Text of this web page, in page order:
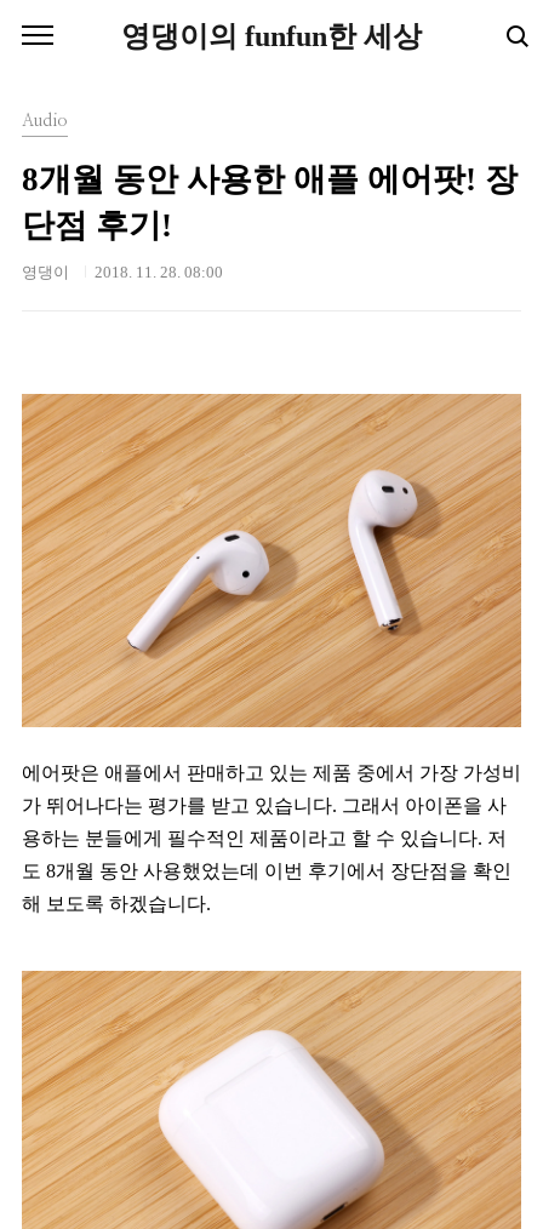
영댕이의 funfun한 세상
Audio
8개월 동안 사용한 애플 에어팟! 장
단점 후기!
영댕이 2018. 11. 28. 08:00
에어팟은 애플에서 판매하고 있는 제품 중에서 가장 가성비
가 뛰어나다는 평가를 받고 있습니다. 그래서 아이폰을 사
용하는 분들에게 필수적인 제품이라고 할 수 있습니다. 저
도 8개월 동안 사용했었는데 이번 후기에서 장단점을 확인
해 보도록 하겠습니다.